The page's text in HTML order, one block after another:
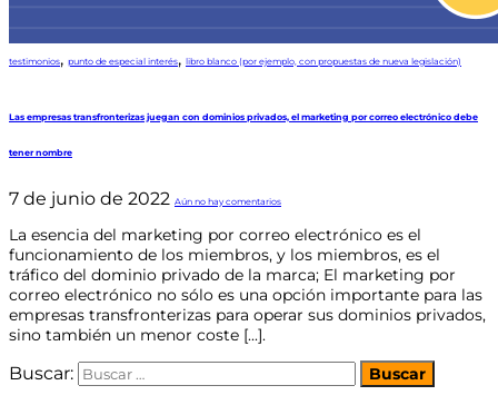
testimonios, punto de especial interés, libro blanco (por ejemplo, con propuestas de nueva legislación)
Las empresas transfronterizas juegan con dominios privados, el marketing por correo electrónico debe
tener nombre
7 de junio de 2022 Aún no hay comentarios
La esencia del marketing por correo electrónico es el
funcionamiento de los miembros, y los miembros, es el
tráfico del dominio privado de la marca; El marketing por
correo electrónico no sólo es una opción importante para las
empresas transfronterizas para operar sus dominios privados,
sino también un menor coste [...].
Buscar: